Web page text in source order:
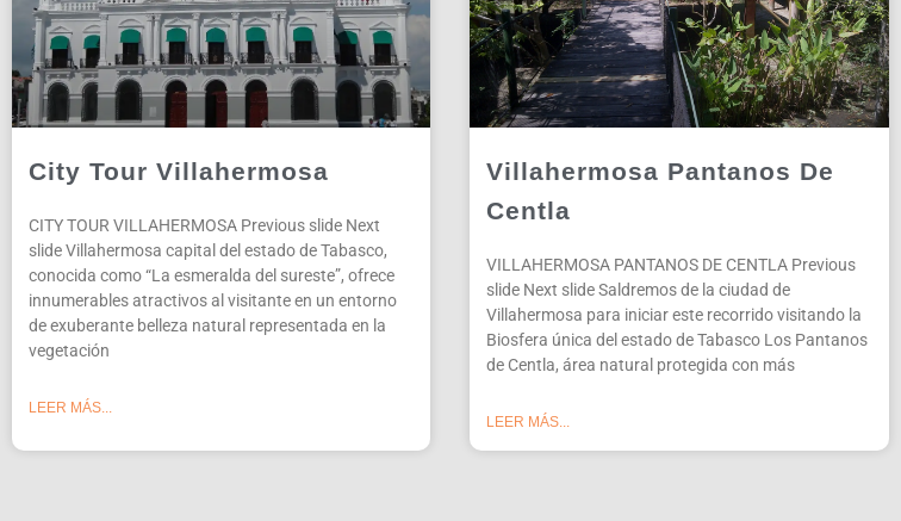
City Tour Villahermosa
CITY TOUR VILLAHERMOSA Previous slide Next
slide Villahermosa capital del estado de Tabasco,
conocida como “La esmeralda del sureste”, ofrece
innumerables atractivos al visitante en un entorno
de exuberante belleza natural representada en la
vegetación
LEER MÁS...
Villahermosa Pantanos De
Centla
VILLAHERMOSA PANTANOS DE CENTLA Previous
slide Next slide Saldremos de la ciudad de
Villahermosa para iniciar este recorrido visitando la
Biosfera única del estado de Tabasco Los Pantanos
de Centla, área natural protegida con más
LEER MÁS...